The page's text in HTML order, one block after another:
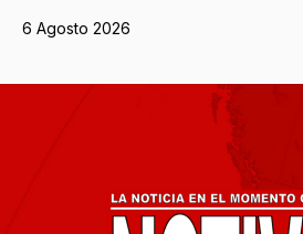
6 Agosto 2026